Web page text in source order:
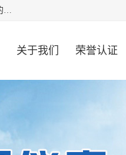
厦门欣锐仪器仪表有限公司成立于2006年，位于厦门市湖里区。公司主营五金产品、电气设备、计算机及辅助设备、通讯设备的批发与零售，同时涉及乐器、照相器材等文化用品的销售。此外，公司还提供通用设备、电气设备、仪器仪表的修理服务，以及信息系统集成、信息技术咨询、数据处理和存储等技术支持。公司致力于为客户提供全面的产品和服务，满足多样化的市场需求。
关于我们 荣誉认证